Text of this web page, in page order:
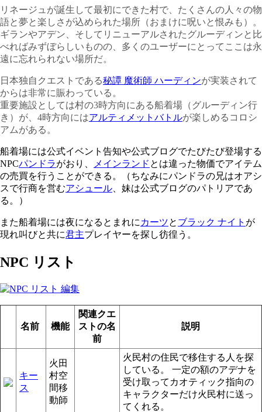
リネージュが誕生して最初にできた村で、たくさんの人々の物
語と夢と楽しさが込められた場所（おまけに呪いと恨みも）。
ギランやアデン、そしてリニューアルされたグルーディンと比
べればみずぼらしいものの、多くのユーザーにとってここは永
遠に忘れられない場所だ。
日本独自クエストである秘譚 魔術師 ハーディンが実装されて
からは非常に賑わっている。
重要施設としては村の3時方向にある船着場（グルーディン行
き）が、4時方向にはアルティメットバトルが楽しめるコロシ
アムがある。
船着場には公式イベント告知や公式ブログでたびたび登場する
NPCパンドラがおり、 メインランド とは違った物価でアイテム
の売買を行うことができる。（ちなみにパンドラの兄はオアシ
スで行商を営むアシュール 、妹は公式ブログのパトリアであ
る。）
また船着場には夜になるとまれに カーツと ブラック ナイト が
現れ叫びと共に君主プレイヤーを探し彷徨う。
NPC リスト
名前 機能
関連クエ
ストの名
前
説明
キー
ス
火田
村空
間移
動師
火民村の住民で移住する人を探
している。 一定の額のアデナを
受け取ってカオティック指向の
キャラクターだけ火民村に送っ
てくれる。